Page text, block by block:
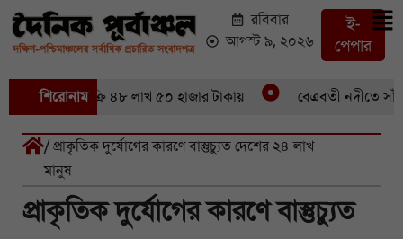
রবিবার
আগস্ট ৯, ২০২৬
ই-
পেপার
শিরোনাম
মণ ইলিশবিক্রি ৪৮ লাখ ৫০ হাজার টাকায় বেত্রবতী নদীতে সাঁকো
/ প্রাকৃতিক দুর্যোগের কারণে বাস্তুচ্যুত দেশের ২৪ লাখ
মানুষ
প্রাকৃতিক দুর্যোগের কারণে বাস্তুচ্যুত